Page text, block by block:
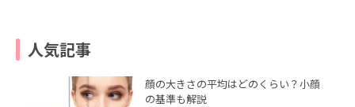
人気記事
顔の大きさの平均はどのくらい？小顔
の基準も解説